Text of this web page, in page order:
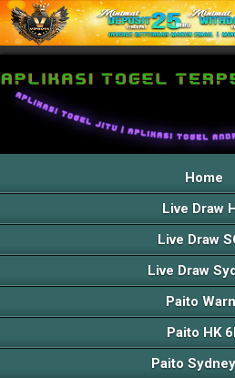
Home
Live Draw
Live Draw
Live Draw
Paito
Paito HK
Paito